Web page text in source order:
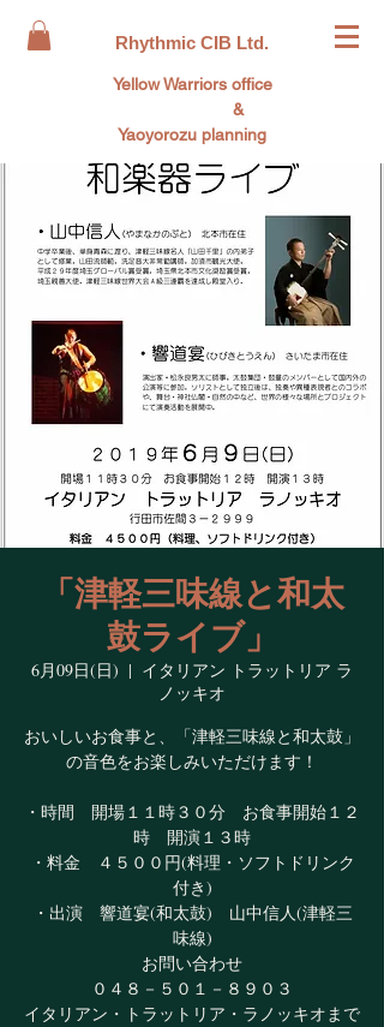
Rhythmic CIB Ltd.
Yellow Warriors office
&
Yaoyorozu planning
「津軽三味線と和太
鼓ライブ」
6月09日(日)
  |
イタリアン トラットリア ラ
ノッキオ
おいしいお食事と、「津軽三味線と和太鼓」
の音色をお楽しみいただけます！
・時間 開場１１時３０分 お食事開始１２
時 開演１３時
・料金 ４５００円(料理・ソフトドリンク
付き)
・出演 響道宴(和太鼓) 山中信人(津軽三
味線)
お問い合わせ
０４８－５０１－８９０３
イタリアン・トラットリア・ラノッキオまで